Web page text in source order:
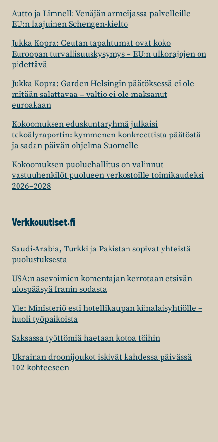
Autto ja Limnell: Venäjän armeijassa palvelleille
EU:n laajuinen Schengen-kielto
Jukka Kopra: Ceutan tapahtumat ovat koko
Euroopan turvallisuuskysymys – EU:n ulkorajojen on
pidettävä
Jukka Kopra: Garden Helsingin päätöksessä ei ole
mitään salattavaa – valtio ei ole maksanut
euroakaan
Kokoomuksen eduskuntaryhmä julkaisi
tekoälyraportin: kymmenen konkreettista päätöstä
ja sadan päivän ohjelma Suomelle
Kokoomuksen puoluehallitus on valinnut
vastuuhenkilöt puolueen verkostoille toimikaudeksi
2026–2028
Verkkouutiset.fi
Saudi-Arabia, Turkki ja Pakistan sopivat yhteistä
puolustuksesta
USA:n asevoimien komentajan kerrotaan etsivän
ulospääsyä Iranin sodasta
Yle: Ministeriö esti hotellikaupan kiinalaisyhtiölle –
huoli työpaikoista
Saksassa työttömiä haetaan kotoa töihin
Ukrainan droonijoukot iskivät kahdessa päivässä
102 kohteeseen